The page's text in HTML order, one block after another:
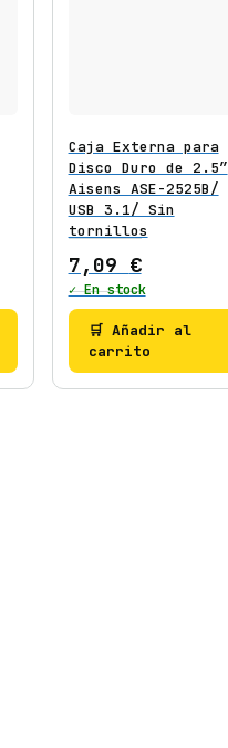
Caja Externa para
Disco Duro de 2.5″
Aisens ASE-2525B/
USB 3.1/ Sin
tornillos
7,09 €
✓ En stock
🛒 Añadir al
carrito